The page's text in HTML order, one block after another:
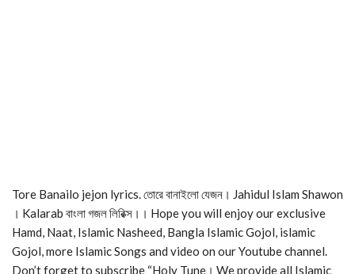
Tore Banailo jejon lyrics. তোরে বানাইলো যেজন। Jahidul Islam Shawon
। Kalarab বাংলা গজল লিরিক্স।। Hope you will enjoy our exclusive
Hamd, Naat, Islamic Nasheed, Bangla Islamic Gojol, islamic
Gojol, more Islamic Songs and video on our Youtube channel.
Don’t forget to subscribe “Holy Tune। We provide all Islamic